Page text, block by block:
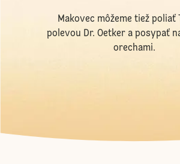
Makovec môžeme tiež poliať
polevou Dr. Oetker a posypať
orechami.